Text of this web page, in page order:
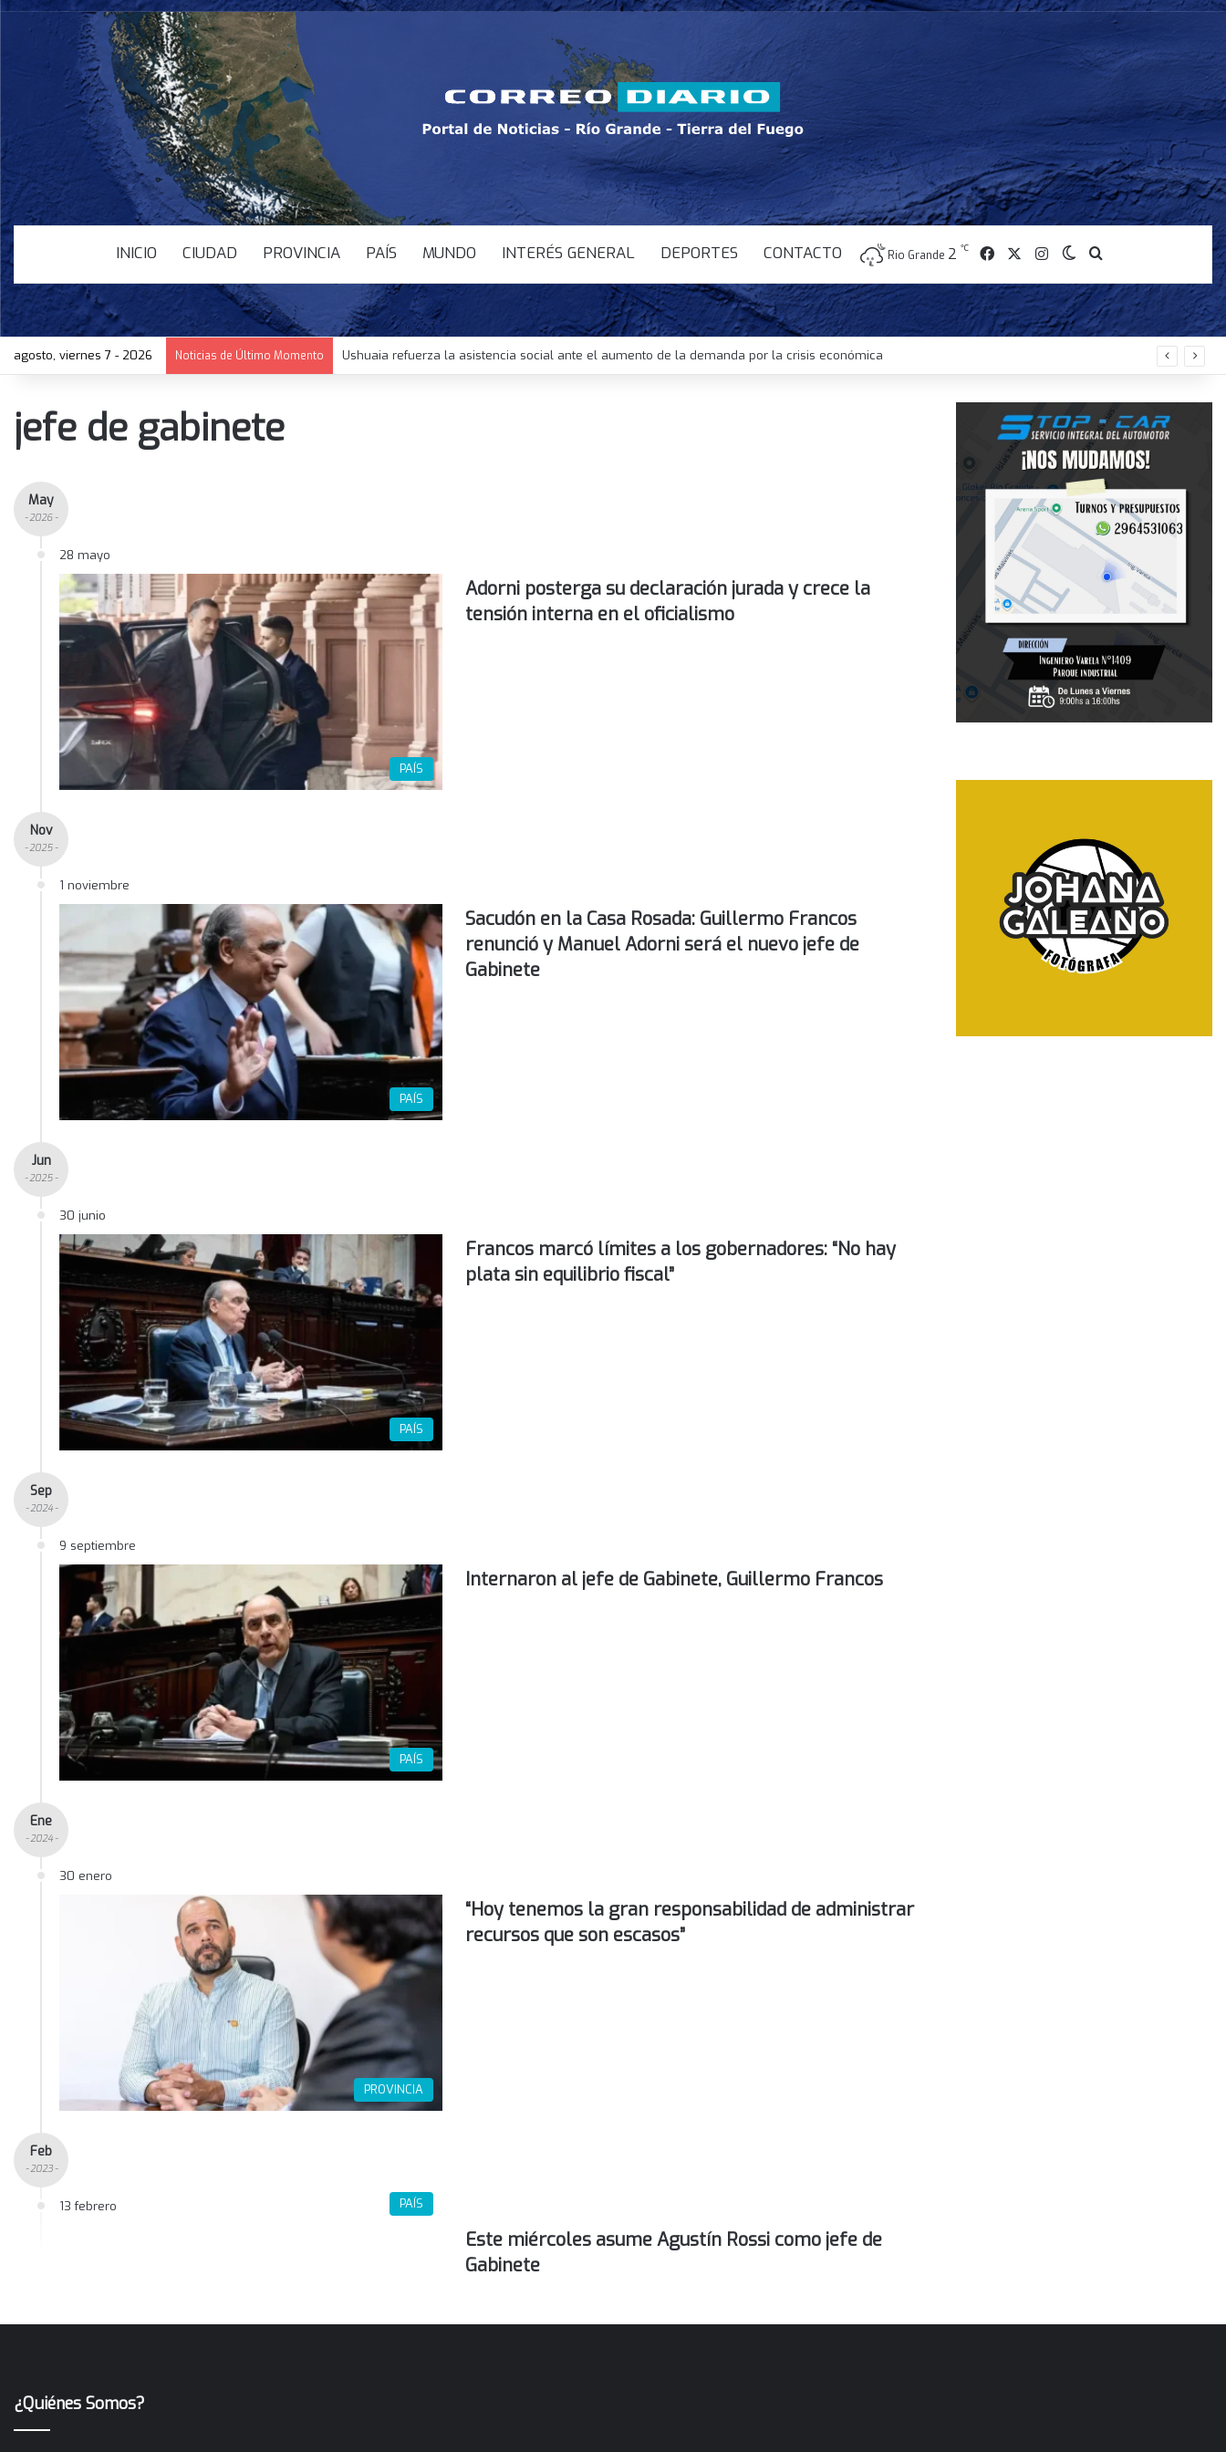
INICIO CIUDAD PROVINCIA PAÍS MUNDO INTERÉS GENERAL DEPORTES CONTACTO Rio Grande 2 ℃ FacebookInstagramSwitch skin
agosto, viernes 7 - 2026 Noticias de Último Momento Ushuaia refuerza la asistencia social ante el aumento de la demanda por la crisis económica
jefe de gabinete
May
- 2026 -
28 mayo
PAÍS
Adorni posterga su declaración jurada y crece la
tensión interna en el oficialismo
Nov
- 2025 -
1 noviembre
PAÍS
Sacudón en la Casa Rosada: Guillermo Francos
renunció y Manuel Adorni será el nuevo jefe de
Gabinete
Jun
- 2025 -
30 junio
PAÍS
Francos marcó límites a los gobernadores: “No hay
plata sin equilibrio fiscal”
Sep
- 2024 -
9 septiembre
PAÍS
Internaron al jefe de Gabinete, Guillermo Francos
Ene
- 2024 -
30 enero
PROVINCIA
“Hoy tenemos la gran responsabilidad de administrar
recursos que son escasos”
Feb
- 2023 -
13 febrero PAÍS
Este miércoles asume Agustín Rossi como jefe de
Gabinete
¿Quiénes Somos?